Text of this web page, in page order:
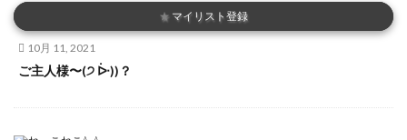
★ マイリスト登録
10月 11, 2021
ご主人様〜(੭ ᐕ))？